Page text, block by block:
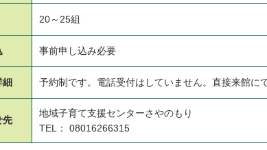
20～25組
事前申し込み必要
細 予約制です。電話受付はしていません。直接来館に
先
地域子育て支援センターさやのもり
TEL： 08016266315